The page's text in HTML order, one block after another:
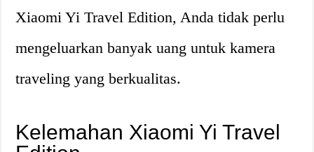
Xiaomi Yi Travel Edition, Anda tidak perlu
mengeluarkan banyak uang untuk kamera
traveling yang berkualitas.
Kelemahan Xiaomi Yi Travel